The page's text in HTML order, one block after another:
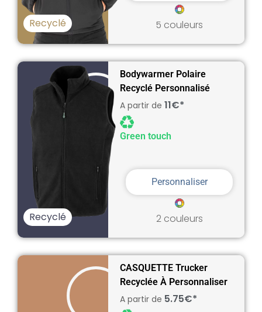
Recyclé 5 couleurs
Recyclé
Bodywarmer Polaire
Recyclé Personnalisé
A partir de11€*
Green touch
Personnaliser
2 couleurs
CASQUETTE Trucker
Recyclée À Personnaliser
A partir de 5.75€*